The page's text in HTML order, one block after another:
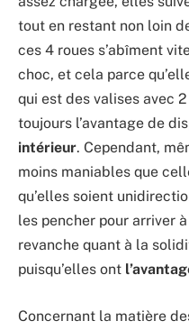
tout en restant non loin
ces 4 roues s’abîment
choc, et cela parce
qui est des valises avec
toujours l’avantage de
intérieur. Cependant,
moins maniables que
qu’elles soient
les pencher pour arriver
revanche quant à la
puisqu’elles ont
Concernant la matière